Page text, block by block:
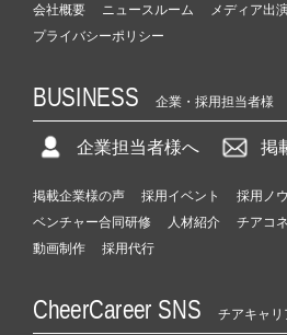
会社概要 ニュースルーム
メディア出
プライバシーポリシー
BUSINESS 企業・採用担当者様
企業担当者様へ 掲
掲載企業様の声 採用イベント 採用ノ
ベンチャー合同研修
人材紹介 チアコ
動画制作
採用代行
CheerCareer SNS チアキャ